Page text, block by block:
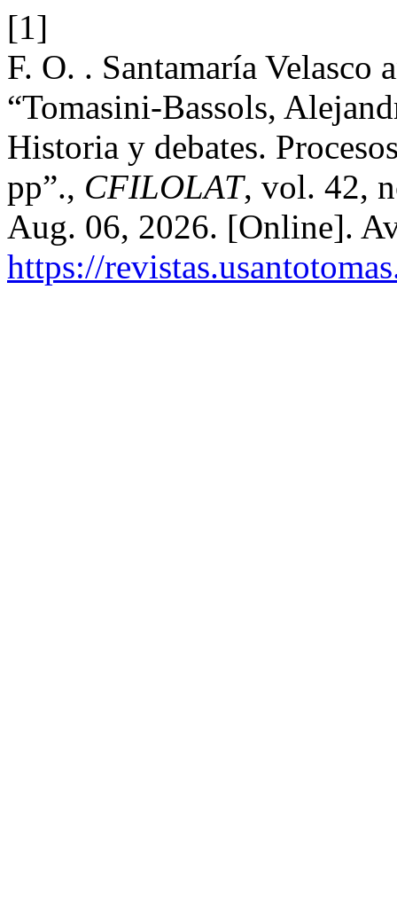
[1]
F. O. . Santamaría Velasco
“Tomasini-Bassols,
Historia y debates.
pp”., CFILOLAT, vol. 42,
Aug. 06, 2026. [Online].
https://